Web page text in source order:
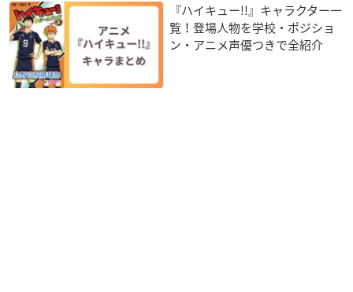
『ハイキュー!!』キャラクター一
覧！登場人物を学校・ポジショ
ン・アニメ声優つきで全紹介